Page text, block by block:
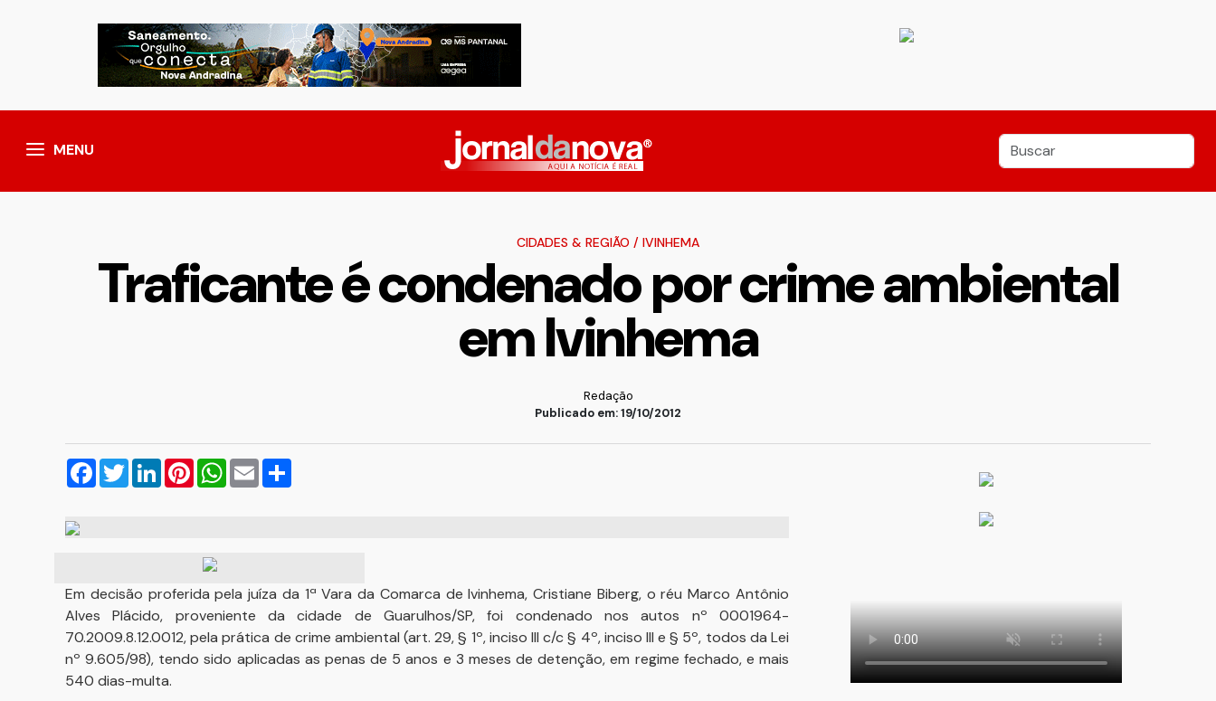
MENU
CIDADES & REGIÃO / IVINHEMA
Traficante é condenado por crime ambiental
em Ivinhema
Redação
Publicado em: 19/10/2012
Facebook
TwitterLinkedInPinterestWhatsApp
Email
Em decisão proferida pela juíza da 1ª Vara da Comarca de Ivinhema, Cristiane Biberg, o réu Marco Antônio
Alves Plácido, proveniente da cidade de Guarulhos/SP, foi condenado nos autos nº 0001964-
70.2009.8.12.0012, pela prática de crime ambiental (art. 29, § 1º, inciso III c/c § 4º, inciso III e § 5º, todos da Lei
nº 9.605/98), tendo sido aplicadas as penas de 5 anos e 3 meses de detenção, em regime fechado, e mais
540 dias-multa.